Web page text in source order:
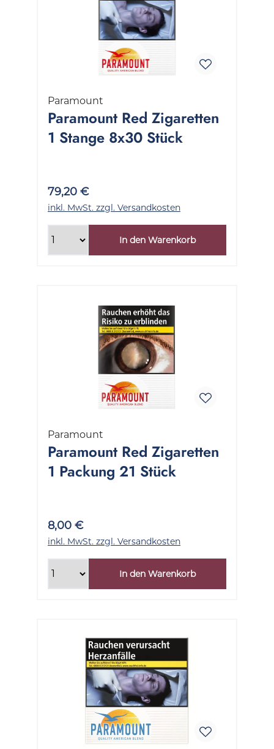
Paramount
Paramount Red Zigaretten
1 Stange 8x30 Stück
79,20 €
inkl. MwSt. zzgl. Versandkosten
In den Warenkorb
Paramount
Paramount Red Zigaretten
1 Packung 21 Stück
8,00 €
inkl. MwSt. zzgl. Versandkosten
In den Warenkorb